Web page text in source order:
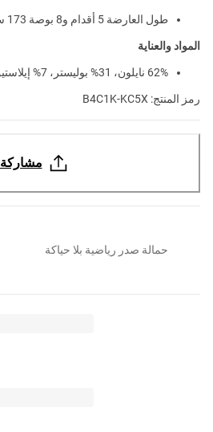
طول العارضة 5 أقدام و8 بوصة 173 سم وترتدي مقاس XS
المواد والعناية
62% نايلون، 31% بوليستر، 7% إيلاستين
رمز المنتج: B4C1K-KC5X
مشاركة
حمالة صدر رياضية بلا حياكة